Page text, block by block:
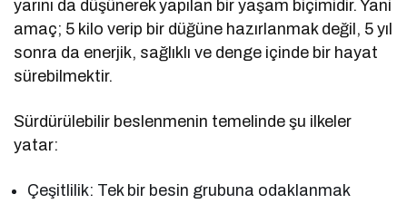
yarını da düşünerek yapılan bir yaşam biçimidir. Yani
amaç; 5 kilo verip bir düğüne hazırlanmak değil, 5 yıl
sonra da enerjik, sağlıklı ve denge içinde bir hayat
sürebilmektir.
Sürdürülebilir beslenmenin temelinde şu ilkeler
yatar:
Çeşitlilik: Tek bir besin grubuna odaklanmak